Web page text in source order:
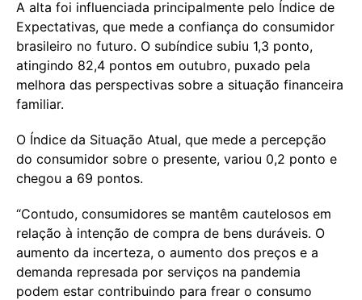
A alta foi influenciada principalmente pelo Índice de
Expectativas, que mede a confiança do consumidor
brasileiro no futuro. O subíndice subiu 1,3 ponto,
atingindo 82,4 pontos em outubro, puxado pela
melhora das perspectivas sobre a situação financeira
familiar.
O Índice da Situação Atual, que mede a percepção
do consumidor sobre o presente, variou 0,2 ponto e
chegou a 69 pontos.
“Contudo, consumidores se mantêm cautelosos em
relação à intenção de compra de bens duráveis. O
aumento da incerteza, o aumento dos preços e a
demanda represada por serviços na pandemia
podem estar contribuindo para frear o consumo